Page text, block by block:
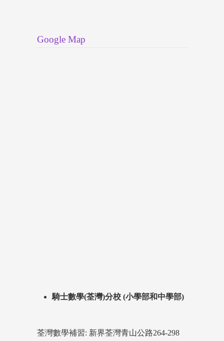
Google Map
騎士數學(荃灣)分校 (小學部和中學部)
荃灣數學補習: 新界荃灣青山公路264-298